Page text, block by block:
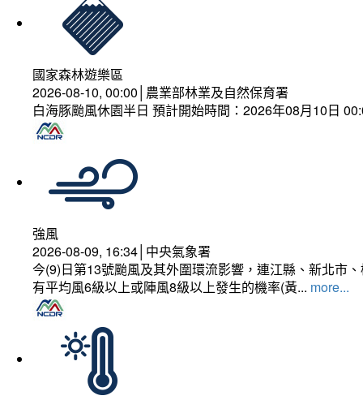
國家森林遊樂區
2026-08-10, 00:00│農業部林業及自然保育署
白海豚颱風休園半日 預計開始時間：2026年08月10日
強風
2026-08-09, 16:34│中央氣象署
今(9)日第13號颱風及其外圍環流影響，連江縣、新北市
有平均風6級以上或陣風8級以上發生的機率(黃... more...